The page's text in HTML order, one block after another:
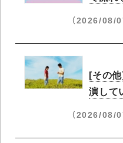
（2026/08/
[その
演して
（2026/08/